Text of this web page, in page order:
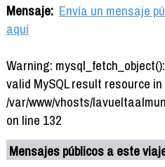
Mensaje: Envía un mensaje
aquí
Warning:
valid MySQL result resource in
/var/www/vhosts/
on line 132
Mensajes públicos a este